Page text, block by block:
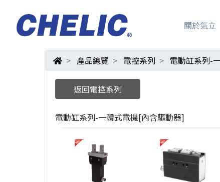
關於氣立
產品總覽 電控系列 電動缸系列-
返回電控系列
電動缸系列-一體式電機[內含驅動器]